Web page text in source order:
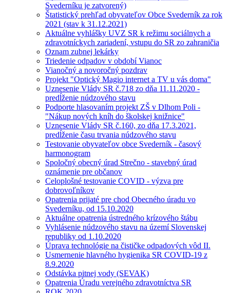
Svederníku je zatvorený)
Štatistický prehľad obyvateľov Obce Svederník za rok
2021 (stav k 31.12.2021)
Aktuálne vyhlášky UVZ SR k režimu sociálnych a
zdravotníckych zariadení, vstupu do SR zo zahraničia
Oznam zubnej lekárky
Triedenie odpadov v období Vianoc
Vianočný a novoročný pozdrav
Projekt "Optický Magio internet a TV u vás doma"
Uznesenie Vlády SR č.718 zo dňa 11.11.2020 -
predĺženie núdzového stavu
Podporte hlasovaním projekt ZŠ v Dlhom Poli -
"Nákup nových kníh do školskej knižnice"
Uznesenie Vlády SR č.160, zo dňa 17.3.2021,
predĺženie času trvania núdzového stavu
Testovanie obyvateľov obce Svederník - časový
harmonogram
Spoločný obecný úrad Strečno - stavebný úrad
oznámenie pre občanov
Celoplošné testovanie COVID - výzva pre
dobrovoľníkov
Opatrenia prijaté pre chod Obecného úradu vo
Svederníku, od 15.10.2020
Aktuálne opatrenia ústredného krízového štábu
Vyhlásenie núdzového stavu na území Slovenskej
republiky od 1.10.2020
Úprava technológie na čističke odpadových vôd II.
Usmernenie hlavného hygienika SR COVID-19 z
8.9.2020
Odstávka pitnej vody (SEVAK)
Opatrenia Úradu verejného zdravotníctva SR